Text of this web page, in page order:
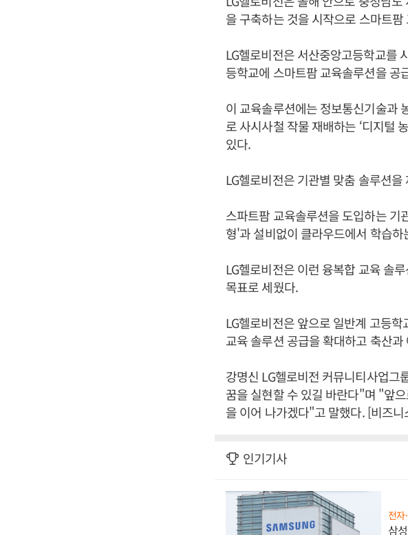
을 구축하는 것을 시작으로 스마트
LG헬로비전은 서산중앙고등학교를
등학교에 스마트팜 교육솔루션을 공
이 교육솔루션에는 정보통신기술과
로 사시사철 작물 재배하는 ‘디지털
있다.
LG헬로비전은 기관별 맞춤 솔루션을
스파트팜 교육솔루션을 도입하는
형'과 설비없이 클라우드에서 학습
LG헬로비전은 이런 융복합 교육 솔
목표로 세웠다.
LG헬로비전은 앞으로 일반계 고등
교육 솔루션 공급을 확대하고 축산
강명신 LG헬로비전 커뮤니티사업
꿈을 실현할 수 있길 바란다"며 "앞
을 이어 나가겠다"고 말했다. [비즈
인기기사
전자
삼